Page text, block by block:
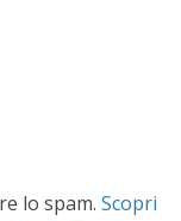
lo spam. Scopri